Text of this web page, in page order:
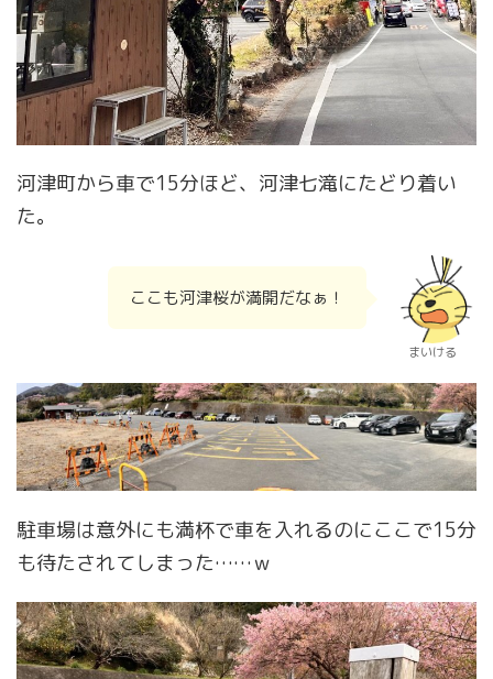
河津町から車で15分ほど、河津七滝にたどり着い
た。
ここも河津桜が満開だなぁ！
まいける
駐車場は意外にも満杯で車を入れるのにここで15分
も待たされてしまった……ｗ